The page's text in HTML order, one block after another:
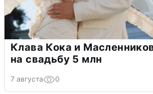
Клава Кока и
на свадьбу 5 млн
7 августа 0